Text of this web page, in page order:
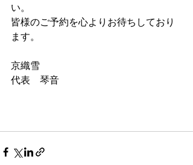
い。
皆様のご予約を心よりお待ちしており
ます。
京織雪
代表　琴音